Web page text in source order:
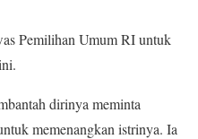
Pemilihan Umum RI untuk
dirinya meminta
memenangkan istrinya. Ia